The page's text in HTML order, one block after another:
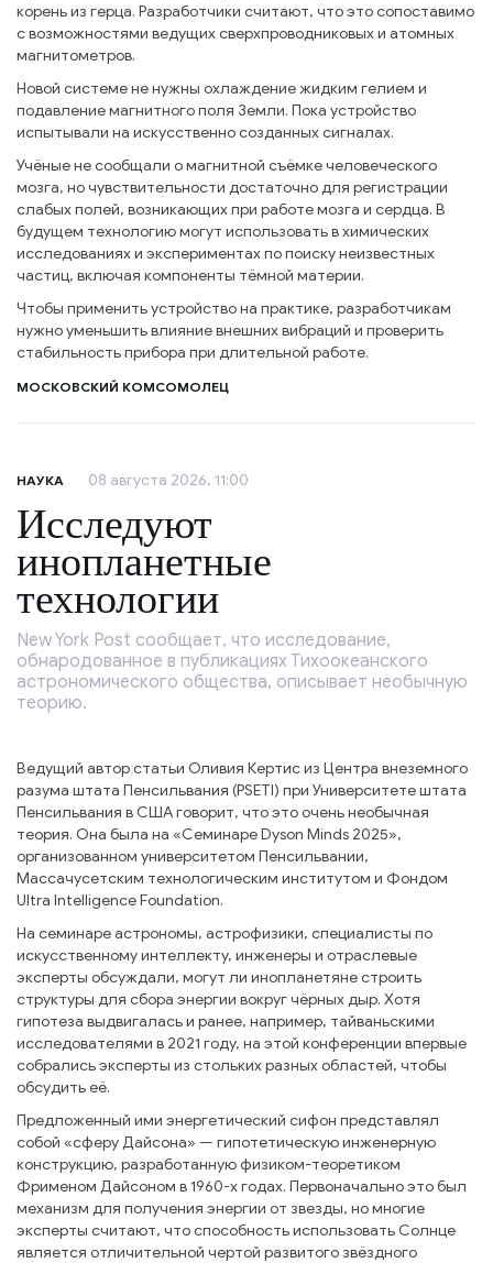
корень из герца. Разработчики считают, что это сопоставимо
с возможностями ведущих сверхпроводниковых и атомных
магнитометров.
Новой системе не нужны охлаждение жидким гелием и
подавление магнитного поля Земли. Пока устройство
испытывали на искусственно созданных сигналах.
Учёные не сообщали о магнитной съёмке человеческого
мозга, но чувствительности достаточно для регистрации
слабых полей, возникающих при работе мозга и сердца. В
будущем технологию могут использовать в химических
исследованиях и экспериментах по поиску неизвестных
частиц, включая компоненты тёмной материи.
Чтобы применить устройство на практике, разработчикам
нужно уменьшить влияние внешних вибраций и проверить
стабильность прибора при длительной работе.
МОСКОВСКИЙ КОМСОМОЛЕЦ
НАУКА 08 августа 2026, 11:00
Исследуют
инопланетные
технологии
New York Post сообщает, что исследование,
обнародованное в публикациях Тихоокеанского
астрономического общества, описывает необычную
теорию.
Ведущий автор статьи Оливия Кертис из Центра внеземного
разума штата Пенсильвания (PSETI) при Университете штата
Пенсильвания в США говорит, что это очень необычная
теория. Она была на «Семинаре Dyson Minds 2025»,
организованном университетом Пенсильвании,
Массачусетским технологическим институтом и Фондом
Ultra Intelligence Foundation.
На семинаре астрономы, астрофизики, специалисты по
искусственному интеллекту, инженеры и отраслевые
эксперты обсуждали, могут ли инопланетяне строить
структуры для сбора энергии вокруг чёрных дыр. Хотя
гипотеза выдвигалась и ранее, например, тайваньскими
исследователями в 2021 году, на этой конференции впервые
собрались эксперты из стольких разных областей, чтобы
обсудить её.
Предложенный ими энергетический сифон представлял
собой «сферу Дайсона» — гипотетическую инженерную
конструкцию, разработанную физиком-теоретиком
Фрименом Дайсоном в 1960-х годах. Первоначально это был
механизм для получения энергии от звезды, но многие
эксперты считают, что способность использовать Солнце
является отличительной чертой развитого звёздного